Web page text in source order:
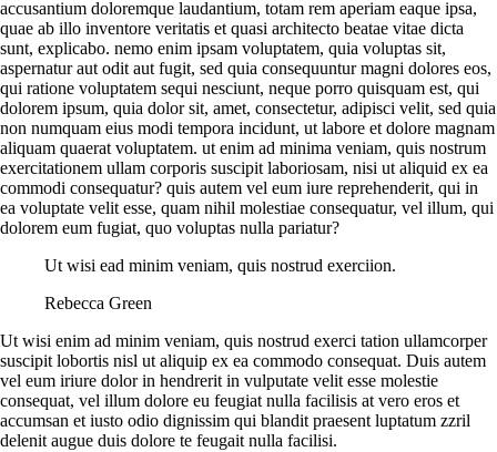
accusantium doloremque laudantium, totam rem aperiam eaque ipsa,
quae ab illo inventore veritatis et quasi architecto beatae vitae dicta
sunt, explicabo. nemo enim ipsam voluptatem, quia voluptas sit,
aspernatur aut odit aut fugit, sed quia consequuntur magni dolores eos,
qui ratione voluptatem sequi nesciunt, neque porro quisquam est, qui
dolorem ipsum, quia dolor sit, amet, consectetur, adipisci velit, sed quia
non numquam eius modi tempora incidunt, ut labore et dolore magnam
aliquam quaerat voluptatem. ut enim ad minima veniam, quis nostrum
exercitationem ullam corporis suscipit laboriosam, nisi ut aliquid ex ea
commodi consequatur? quis autem vel eum iure reprehenderit, qui in
ea voluptate velit esse, quam nihil molestiae consequatur, vel illum, qui
dolorem eum fugiat, quo voluptas nulla pariatur?
Ut wisi ead minim veniam, quis nostrud exerciion.
Rebecca Green
Ut wisi enim ad minim veniam, quis nostrud exerci tation ullamcorper
suscipit lobortis nisl ut aliquip ex ea commodo consequat. Duis autem
vel eum iriure dolor in hendrerit in vulputate velit esse molestie
consequat, vel illum dolore eu feugiat nulla facilisis at vero eros et
accumsan et iusto odio dignissim qui blandit praesent luptatum zzril
delenit augue duis dolore te feugait nulla facilisi.